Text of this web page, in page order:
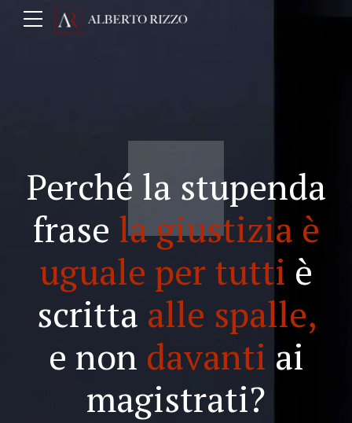
Perché la stupenda
frase la giustizia è
uguale per tutti è
scritta alle spalle,
e non davanti ai
magistrati?